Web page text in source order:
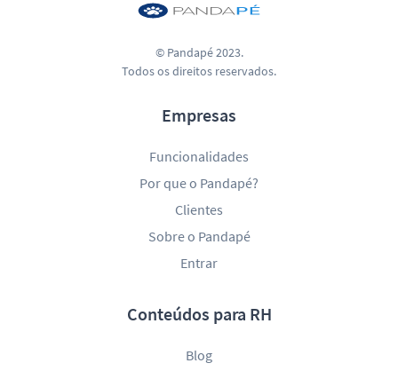
© Pandapé 2023.
Todos os direitos reservados.
Empresas
Funcionalidades
Por que o Pandapé?
Clientes
Sobre o Pandapé
Entrar
Conteúdos para RH
Blog